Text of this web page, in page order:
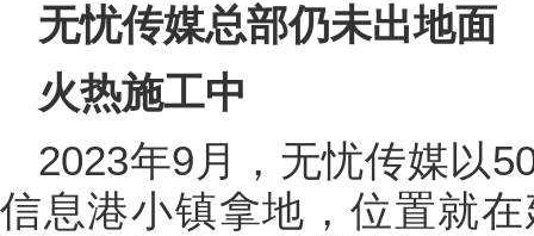
无忧传媒总部仍未出地面
火热施工中
2023年9月，无忧传媒以
信息港小镇拿地，位置就